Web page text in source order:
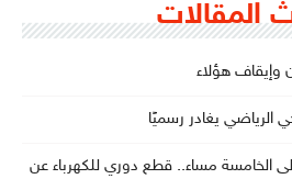
المقالات
وإيقاف هؤلاء
الرياضي يغادر رسميًا
الخامسة مساء.. قطع دوري للكهرباء عن